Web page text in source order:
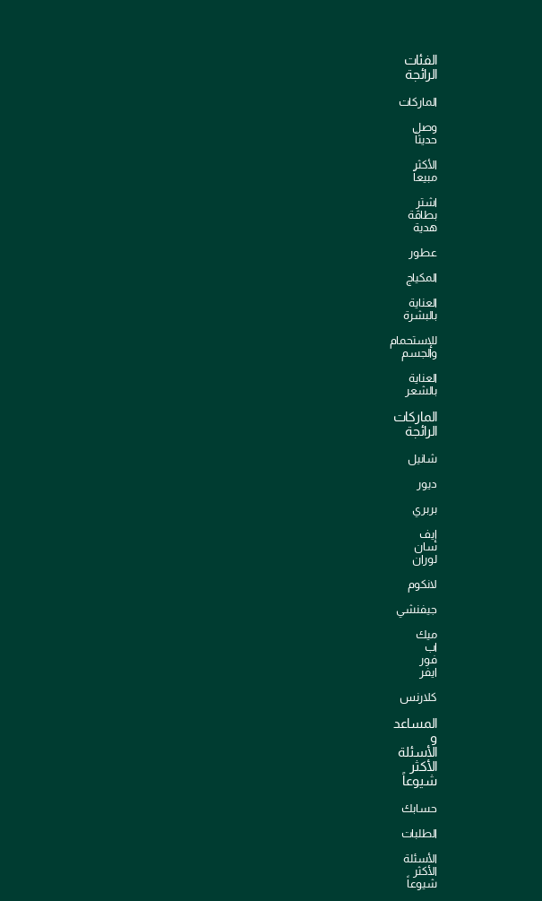
الفئات
الرائجة
الماركات
وصل
حديثاً
الأكثر
مبيعاً
اشترِ
بطاقة
هدية
عطور
المكياج
العناية
بالبشرة
للإستحمام
والجسم
العناية
بالشعر
الماركات
الرائجة
شانيل
ديور
بربري
إيف
سان
لوران
لانكوم
جيفنشي
ميك
اب
فور
ايفر
كلارنس
المساعد
و
الأسئلة
الأكثر
شيوعاً
حسابك
الطلبات
الأسئلة
الأكثر
شيوعاً